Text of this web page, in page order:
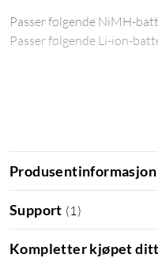
Passer følgende NiMH-
Passer følgende Li-ion-
Produsentinformasjon
Support (1 )
Kompletter kjøpet ditt